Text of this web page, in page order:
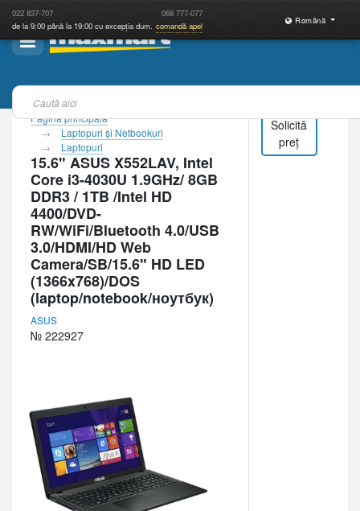
022 837-707 068 777-077
de la 9:00 până la 19:00 cu excepția dum. comandă apel
Română
Pagina principală
Laptopuri şi Netbookuri
Laptopuri
15.6" ASUS X552LAV, Intel
Core i3-4030U 1.9GHz/ 8GB
DDR3 / 1TB /Intel HD
4400/DVD-
RW/WiFi/Bluetooth 4.0/USB
3.0/HDMI/HD Web
Camera/SB/15.6" HD LED
(1366x768)/DOS
(laptop/notebook/ноутбук)
ASUS
№ 222927
Solicită
preț